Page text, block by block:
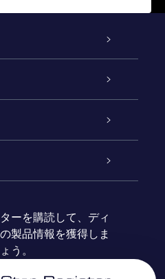
Page
ーを購読して、ディ
製品情報を獲得しま
う。